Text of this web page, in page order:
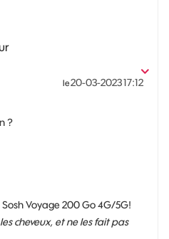
le‎20-03-202317:12
?
Voyage 200 Go 4G/5G!
cheveux, et ne les fait pas